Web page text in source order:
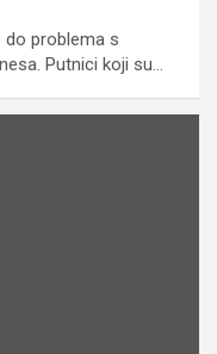
problema s
Putnici koji su…